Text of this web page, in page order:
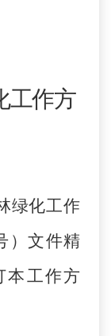
工作方
绿化工作
）文件精
本工作方